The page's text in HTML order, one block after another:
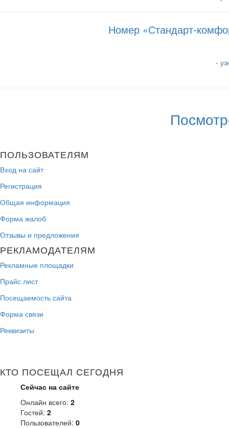
Номер «Стандарт-
-
ПОЛЬЗОВАТЕЛЯМ
Вход на сайт
Регистрация
Общая информация
Форма жалоб
Отзывы и предложения
РЕКЛАМОДАТЕЛЯМ
Рекламные площадки
Прайс лист
Посещаемость сайта
Форма связи
Реквизиты
КТО ПОСЕЩАЛ СЕГОДНЯ
Сейчас на сайте
Онлайн всего: 2
Гостей: 2
Пользователей: 0